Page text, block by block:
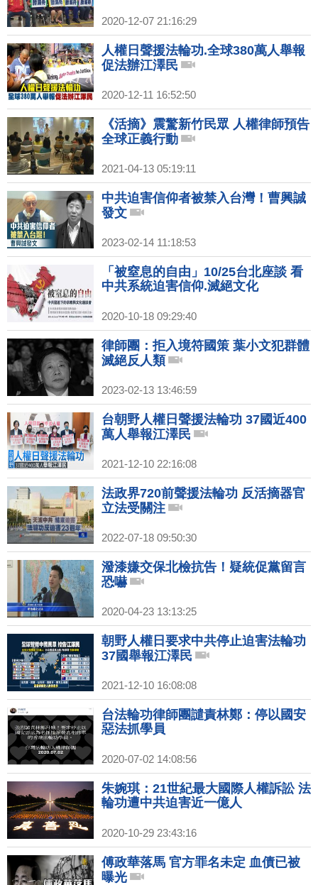
2020-12-07 21:16:29
人權日聲援法輪功.全球380萬人舉報
促法辦江澤民
2020-12-11 16:52:50
《活摘》震驚新竹民眾 人權律師預告
全球正義行動
2021-04-13 05:19:11
中共迫害信仰者被禁入台灣！曹興誠
發文
2023-02-14 11:18:53
「被窒息的自由」10/25台北座談 看
中共系統迫害信仰.滅絕文化
2020-10-18 09:29:40
律師團：拒入境符國策 葉小文犯群體
滅絕反人類
2023-02-13 13:46:59
台朝野人權日聲援法輪功 37國近400
萬人舉報江澤民
2021-12-10 22:16:08
法政界720前聲援法輪功 反活摘器官
立法受關注
2022-07-18 09:50:30
潑漆嫌交保北檢抗告！疑統促黨留言
恐嚇
2020-04-23 13:13:25
朝野人權日要求中共停止迫害法輪功
37國舉報江澤民
2021-12-10 16:08:08
台法輪功律師團譴責林鄭：停以國安
惡法抓學員
2020-07-02 14:08:56
朱婉琪：21世紀最大國際人權訴訟 法
輪功遭中共迫害近一億人
2020-10-29 23:43:16
傅政華落馬 官方罪名未定 血債已被
曝光